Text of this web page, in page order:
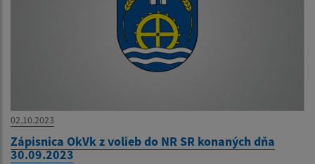
02.10.2023
Zápisnica OkVk z volieb do NR SR konaných dňa
30.09.2023